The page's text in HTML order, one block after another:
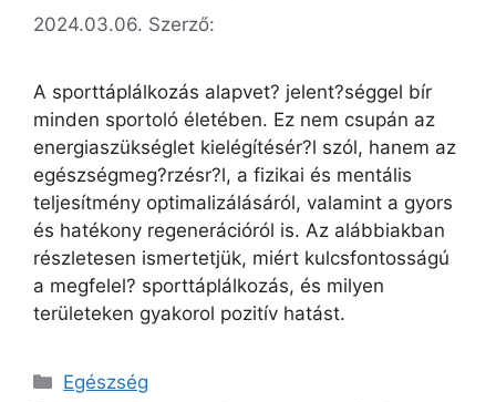
2024.03.06. Szerző:
A sporttáplálkozás alapvet? jelent?séggel bír
minden sportoló életében. Ez nem csupán az
energiaszükséglet kielégítésér?l szól, hanem az
egészségmeg?rzésr?l, a fizikai és mentális
teljesítmény optimalizálásáról, valamint a gyors
és hatékony regenerációról is. Az alábbiakban
részletesen ismertetjük, miért kulcsfontosságú
a megfelel? sporttáplálkozás, és milyen
területeken gyakorol pozitív hatást.
Egészség